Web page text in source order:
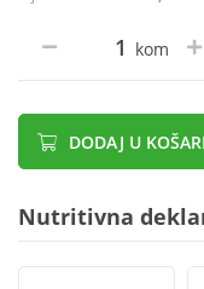
kom
DODAJ U
Nutritivna